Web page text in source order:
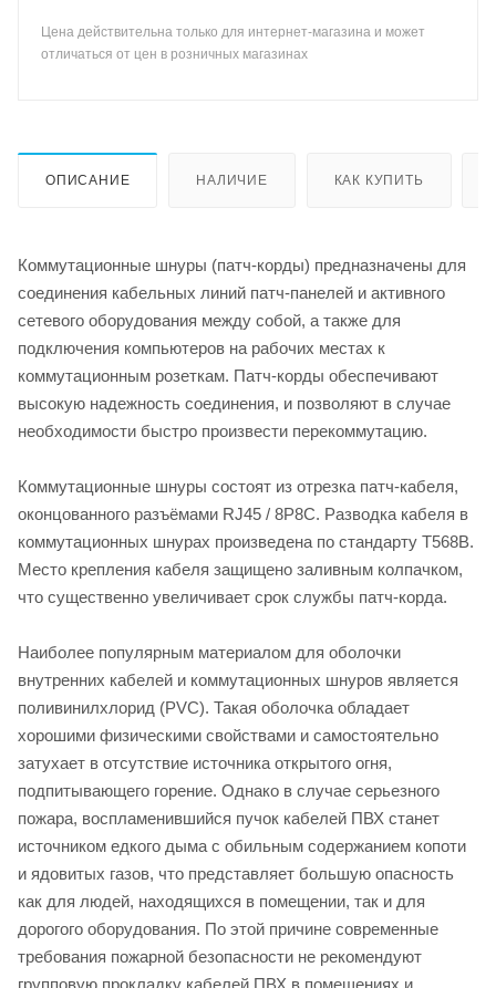
Цена действительна только для интернет-магазина и может
отличаться от цен в розничных магазинах
ОПИСАНИЕ НАЛИЧИЕ КАК КУПИТЬ
Коммутационные шнуры (патч-корды) предназначены для
соединения кабельных линий патч-панелей и активного
сетевого оборудования между собой, а также для
подключения компьютеров на рабочих местах к
коммутационным розеткам. Патч-корды обеспечивают
высокую надежность соединения, и позволяют в случае
необходимости быстро произвести перекоммутацию.
Коммутационные шнуры состоят из отрезка патч-кабеля,
оконцованного разъёмами RJ45 / 8P8C. Разводка кабеля в
коммутационных шнурах произведена по стандарту Т568В.
Место крепления кабеля защищено заливным колпачком,
что существенно увеличивает срок службы патч-корда.
Наиболее популярным материалом для оболочки
внутренних кабелей и коммутационных шнуров является
поливинилхлорид (PVC). Такая оболочка обладает
хорошими физическими свойствами и самостоятельно
затухает в отсутствие источника открытого огня,
подпитывающего горение. Однако в случае серьезного
пожара, воспламенившийся пучок кабелей ПВХ станет
источником едкого дыма с обильным содержанием копоти
и ядовитых газов, что представляет большую опасность
как для людей, находящихся в помещении, так и для
дорогого оборудования. По этой причине современные
требования пожарной безопасности не рекомендуют
групповую прокладку кабелей ПВХ в помещениях и